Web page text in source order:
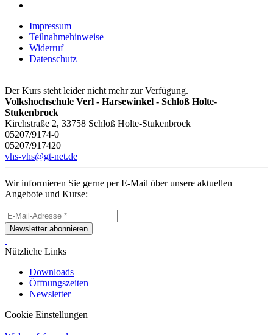
Impressum
Teilnahmehinweise
Widerruf
Datenschutz
Der Kurs steht leider nicht mehr zur Verfügung.
Volkshochschule Verl - Harsewinkel - Schloß Holte-
Stukenbrock
Kirchstraße 2, 33758 Schloß Holte-Stukenbrock
05207/9174-0
05207/917420
vhs-vhs@gt-net.de
Wir informieren Sie gerne per E-Mail über unsere aktuellen
Angebote und Kurse:
Newsletter abonnieren
Nützliche Links
Downloads
Öffnungszeiten
Newsletter
Cookie Einstellungen